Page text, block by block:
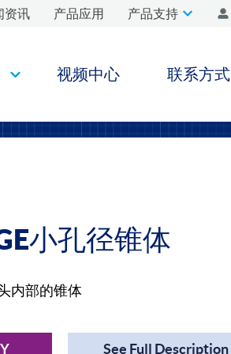
资讯 产品应用 产品支持
视频中心 联系方式
小孔径锥体
内部的锥体
See Full Description